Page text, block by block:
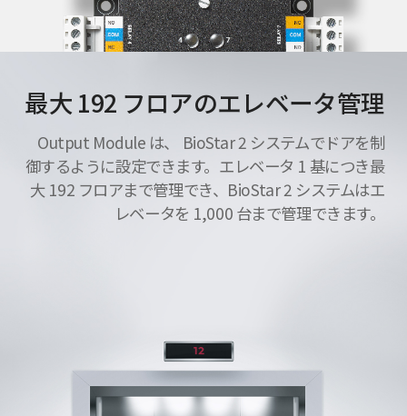
最大 192 フロアのエレベータ管理
Output Module は、 BioStar 2 システムでドアを制
御するように設定できます。エレベータ 1 基につき最
大 192 フロアまで管理でき、BioStar 2 システムはエ
レベータを 1,000 台まで管理できます。